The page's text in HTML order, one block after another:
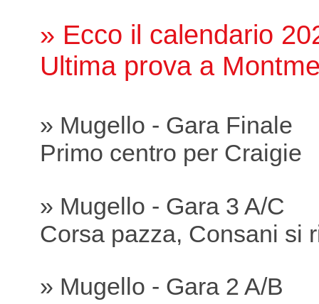
» Ecco il calendario
Ultima prova a
» Mugello - Gara Finale
Primo centro per Craigie
» Mugello - Gara 3 A/C
Corsa pazza, Consani si
» Mugello - Gara 2 A/B